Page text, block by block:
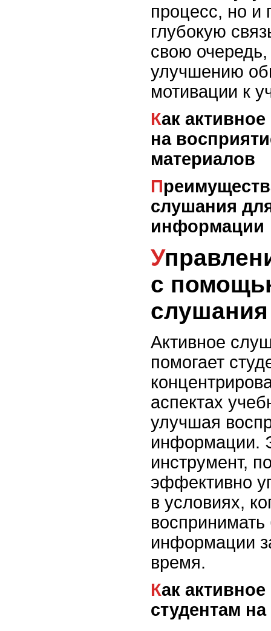
процесс, но и
глубокую
свою очередь,
улучшению
мотивации к
Как активное слушание влияет
на
материалов
Преимущества активного
слушания
информации
Управление вниманием
с
Активное
помогает
аспектах
улучшая
информации.
инструмент,
эффективно
в условиях,
информации
время.
Как активное слушание помогает
студентам